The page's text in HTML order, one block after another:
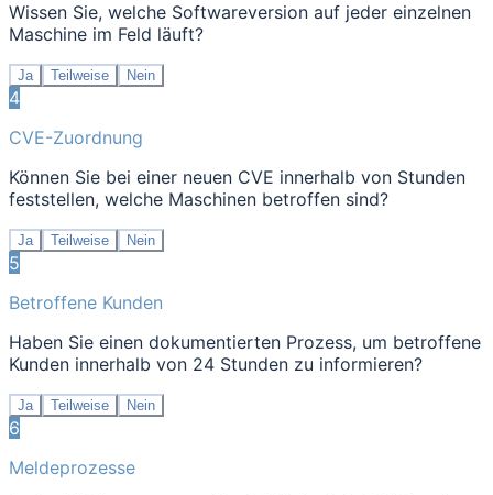
Wissen Sie, welche Softwareversion auf jeder einzelnen
Maschine im Feld läuft?
Ja Teilweise Nein
4
CVE-Zuordnung
Können Sie bei einer neuen CVE innerhalb von Stunden
feststellen, welche Maschinen betroffen sind?
Ja Teilweise Nein
5
Betroffene Kunden
Haben Sie einen dokumentierten Prozess, um betroffene
Kunden innerhalb von 24 Stunden zu informieren?
Ja Teilweise Nein
6
Meldeprozesse